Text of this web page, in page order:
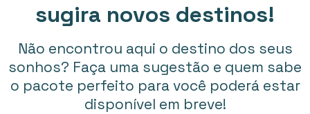
sugira novos destinos!
Não encontrou aqui o destino dos seus
sonhos? Faça uma sugestão e quem sabe
o pacote perfeito para você poderá estar
disponível em breve!